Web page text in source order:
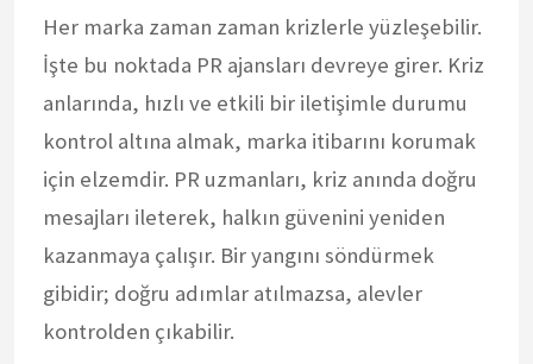
Her marka zaman zaman krizlerle yüzleşebilir.
İşte bu noktada PR ajansları devreye girer. Kriz
anlarında, hızlı ve etkili bir iletişimle durumu
kontrol altına almak, marka itibarını korumak
için elzemdir. PR uzmanları, kriz anında doğru
mesajları ileterek, halkın güvenini yeniden
kazanmaya çalışır. Bir yangını söndürmek
gibidir; doğru adımlar atılmazsa, alevler
kontrolden çıkabilir.